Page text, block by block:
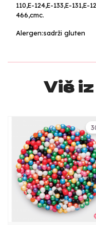
110,E-124,E-133,E-
466,cmc.
Alergen:sadrži gluten
Više